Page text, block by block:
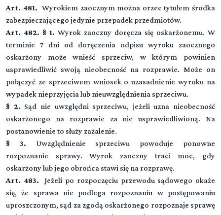
Art. 481. Wyrokiem zaocznym można orzec tytułem środka
zabezpieczającego jedynie przepadek przedmiotów.
Art. 482. § 1. Wyrok zaoczny doręcza się oskarżonemu. W
terminie 7 dni od doręczenia odpisu wyroku zaocznego
oskarżony może wnieść sprzeciw, w którym powinien
usprawiedliwić swoją nieobecność na rozprawie. Może on
połączyć ze sprzeciwem wniosek o uzasadnienie wyroku na
wypadek nieprzyjęcia lub nieuwzględnienia sprzeciwu.
§ 2. Sąd nie uwzględni sprzeciwu, jeżeli uzna nieobecność
oskarżonego na rozprawie za nie usprawiedliwioną. Na
postanowienie to służy zażalenie.
§ 3. Uwzględnienie sprzeciwu powoduje ponowne
rozpoznanie sprawy. Wyrok zaoczny traci moc, gdy
oskarżony lub jego obrońca stawi się na rozprawę.
Art. 483. Jeżeli po rozpoczęciu przewodu sądowego okaże
się, że sprawa nie podlega rozpoznaniu w postępowaniu
uproszczonym, sąd za zgodą oskarżonego rozpoznaje sprawę
Przeczytaj zawartość działu
Dział II (art. -)
Sąd
▼
Rozdział 1 (art. 24 - 39)
Właściwość i skład sądu
Rozdział 2 (art. 40 - 44)
Wyłączenie sędziego
Przeczytaj zawartość działu
DZIAŁ III (art. -)
Strony, obrońcy, pełnomocnicy, przedstawiciel społeczny
▼
Oskarżyciel publiczny
Rozdział 4 (art. 49 - 52)
Pokrzywdzony
Rozdział 5 (art. 53 - 58)
Oskarżyciel posiłkowy
Rozdział 6 (art. 59 - 61)
Oskarżyciel prywatny
DZIAŁ IV (art. -)
Czynności procesowe
▼
Rozdział 11 (art. 92 - 107)
Orzeczenia, zarządzenia i polecenia
Rozdział 12 (art. 108 - 115)
Narada i głosowanie
Rozdział 13 (art. 116 - 121)
DZIAŁ V (art. -)
Dowody
Rozdział 19 (art. 167 - 174)
Rozdział 20 (art. 175 - 176)
DZIAŁ VI (art. -)
Środki przymusu